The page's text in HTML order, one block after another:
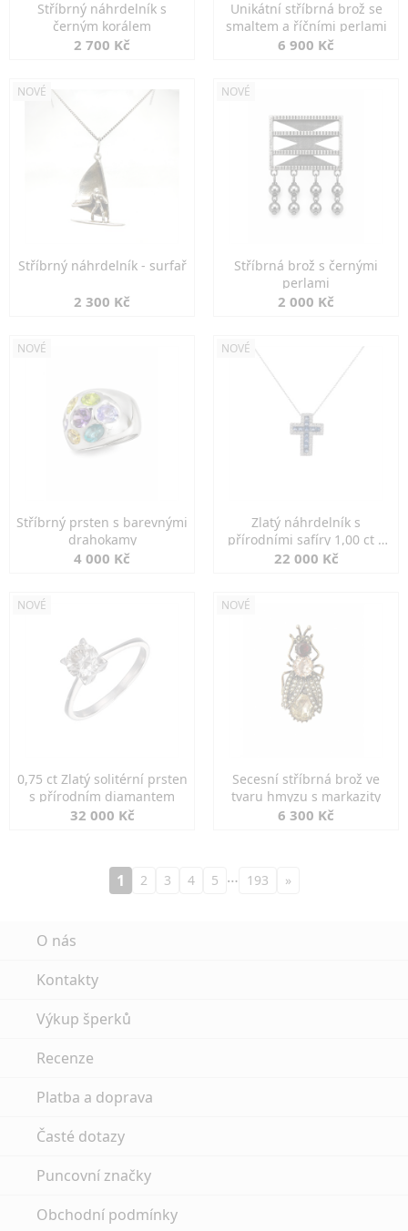
Stříbrný náhrdelník s
černým korálem
2 700 Kč
Unikátní stříbrná brož se
smaltem a říčními perlami
6 900 Kč
NOVÉ
Stříbrný náhrdelník - surfař
2 300 Kč
NOVÉ
Stříbrná brož s černými
perlami
2 000 Kč
NOVÉ
Stříbrný prsten s barevnými
drahokamy
4 000 Kč
NOVÉ
Zlatý náhrdelník s
přírodními safíry 1,00 ct a
diamanty
22 000 Kč
NOVÉ
0,75 ct Zlatý solitérní prsten
s přírodním diamantem
32 000 Kč
NOVÉ
Secesní stříbrná brož ve
tvaru hmyzu s markazity
6 300 Kč
1 2 3 4 5 … 193 »
O nás
Kontakty
Výkup šperků
Recenze
Platba a doprava
Časté dotazy
Puncovní značky
Obchodní podmínky